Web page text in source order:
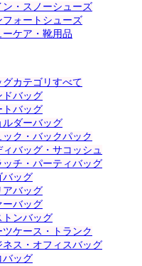
ン・スノーシューズ
フォートシューズ
ーケア・靴用品
グカテゴリすべて
ドバッグ
トバッグ
ルダーバッグ
ック・バックパック
ィバッグ・サコッシュ
ッチ・パーティバッグ
バッグ
アバッグ
ーバッグ
トンバッグ
ツケース・トランク
ネス・オフィスバッグ
バッグ